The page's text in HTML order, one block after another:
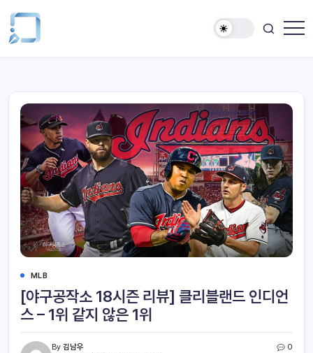
MLB
[야구공작소 18시즌 리뷰] 클리블랜드 인디언
스 – 1위 같지 않은 1위
By 김남우
0